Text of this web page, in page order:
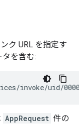
ク URL を指定す
を含む:
AppRequest 件の